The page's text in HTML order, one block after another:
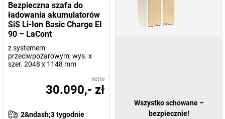
Bezpieczna szafa do
ładowania akumulatorów
SiS Li-Ion Basic Charge EI
90 – LaCont
z systemem
przeciwpożarowym, wys. x
szer. 2048 x 1148 mm
netto
30.090,- zł
2&ndash;3 tygodnie
Wszystko schowane –
bezpiecznie!